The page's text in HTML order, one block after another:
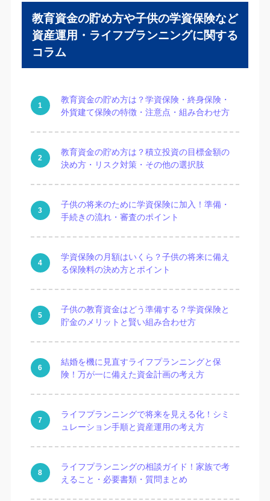
教育資金の貯め方や子供の学資保険など
資産運用・ライフプランニングに関する
コラム
教育資金の貯め方は？学資保険・終身保険・
外貨建て保険の特徴・注意点・組み合わせ方
教育資金の貯め方は？積立投資の目標金額の
決め方・リスク対策・その他の選択肢
子供の将来のために学資保険に加入！準備・
手続きの流れ・審査のポイント
学資保険の月額はいくら？子供の将来に備え
る保険料の決め方とポイント
子供の教育資金はどう準備する？学資保険と
貯金のメリットと賢い組み合わせ方
結婚を機に見直すライフプランニングと保
険！万が一に備えた資金計画の考え方
ライフプランニングで将来を見える化！シミ
ュレーション手順と資産運用の考え方
ライフプランニングの相談ガイド！家族で考
えること・必要書類・質問まとめ